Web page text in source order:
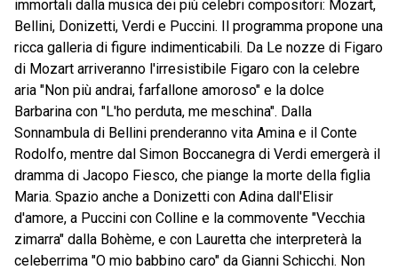
immortali dalla musica dei più celebri compositori: Mozart,
Bellini, Donizetti, Verdi e Puccini. Il programma propone una
ricca galleria di figure indimenticabili. Da Le nozze di Figaro
di Mozart arriveranno l'irresistibile Figaro con la celebre
aria "Non più andrai, farfallone amoroso" e la dolce
Barbarina con "L'ho perduta, me meschina". Dalla
Sonnambula di Bellini prenderanno vita Amina e il Conte
Rodolfo, mentre dal Simon Boccanegra di Verdi emergerà il
dramma di Jacopo Fiesco, che piange la morte della figlia
Maria. Spazio anche a Donizetti con Adina dall'Elisir
d'amore, a Puccini con Colline e la commovente "Vecchia
zimarra" dalla Bohème, e con Lauretta che interpreterà la
celeberrima "O mio babbino caro" da Gianni Schicchi. Non